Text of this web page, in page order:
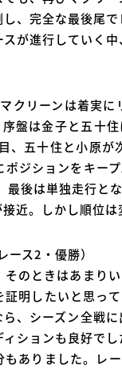
、完全な最後尾
が進行していく
クリーンは着実
盤は金子と五十
、五十住と小原
ジションをキー
後は単独走行と
近。しかし順位
ス2・優勝）
そのときはあま
明したいと思っ
、シーズン全戦
ションも良好で
ありました。レ